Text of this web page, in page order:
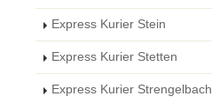
Express Kurier Stein
Express Kurier Stetten
Express Kurier Strengelbach